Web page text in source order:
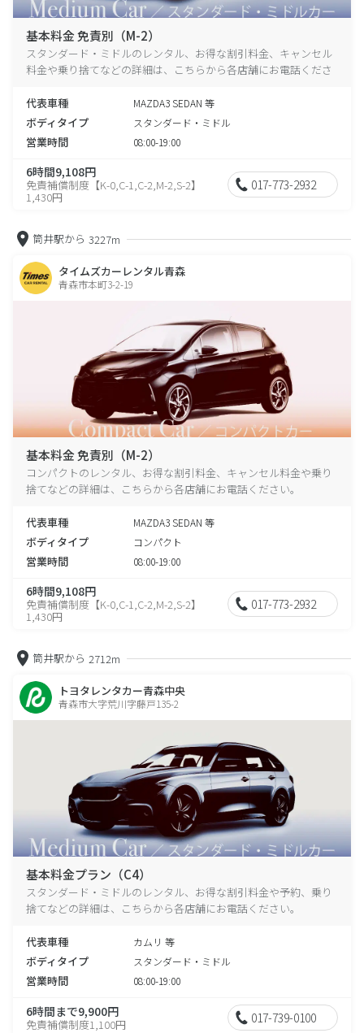
基本料金 免責別（M-2）
スタンダード・ミドルのレンタル、お得な割引料金、キャンセル
料金や乗り捨てなどの詳細は、こちらから各店舗にお電話くださ
代表車種
MAZDA3 SEDAN 等
ボディタイプ スタンダード・ミドル
営業時間 08:00-19:00
6時間9,108円
免責補償制度【K-0,C-1,C-2,M-2,S-2】
1,430円
017-773-2932
筒井駅から 3227m
タイムズカーレンタル青森
青森市本町3-2-19
基本料金 免責別（M-2）
コンパクトのレンタル、お得な割引料金、キャンセル料金や乗り
捨てなどの詳細は、こちらから各店舗にお電話ください。
代表車種 MAZDA3 SEDAN 等
ボディタイプ コンパクト
営業時間 08:00-19:00
6時間9,108円
免責補償制度【K-0,C-1,C-2,M-2,S-2】
1,430円
017-773-2932
筒井駅から 2712m
トヨタレンタカー青森中央
青森市大字荒川字藤戸135-2
基本料金プラン（C4）
スタンダード・ミドルのレンタル、お得な割引料金や予約、乗り
捨てなどの詳細は、こちらから各店舗にお電話ください。
代表車種 カムリ 等
ボディタイプ スタンダード・ミドル
営業時間 08:00-19:00
6時間まで9,900円
免責補償制度1,100円 017-739-0100